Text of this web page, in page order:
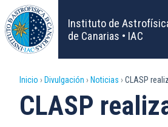
Pasar
al
contenido
principal
Instituto de
de Canarias • IAC
Sobrescribir
enlaces
Inicio Divulgación Noticias CLASP
CLASP